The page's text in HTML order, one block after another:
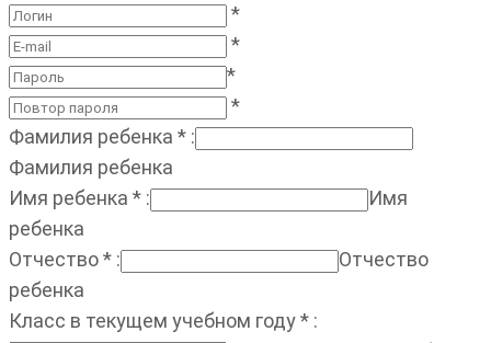
*
*
*
*
Фамилия ребенка * :
Фамилия ребенка
Имя ребенка * :
Имя
ребенка
Отчество* :
Отчество
ребенка
Класс в текущем учебном году* :